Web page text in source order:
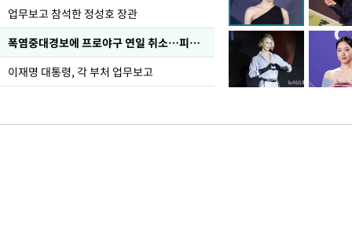
업무보고 참석한 정성호 장관
폭염중대경보에 프로야구 연일 취소…피칭 연습장 '52도'
이재명 대통령, 각 부처 업무보고